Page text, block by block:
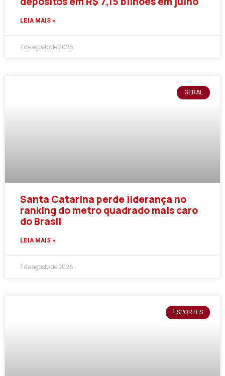
LEIA MAIS »
7 de agosto de 2026
GERAL
Santa Catarina perde liderança no
ranking do metro quadrado mais caro
do Brasil
LEIA MAIS »
7 de agosto de 2026
ESPORTES